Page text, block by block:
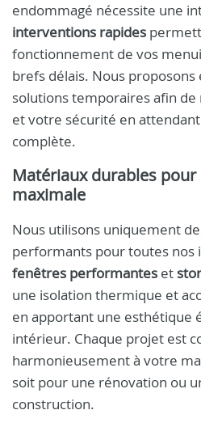
endommagé nécessite une
interventions rapides
fonctionnement de vos
brefs délais. Nous
solutions temporaires afin
et votre sécurité en
complète.
Matériaux durables
maximale
Nous utilisons uniquement
performants pour toutes nos
fenêtres performantes et
une isolation thermique et
en apportant une esthétique
intérieur. Chaque projet est
harmonieusement à votre
soit pour une rénovation ou
construction.